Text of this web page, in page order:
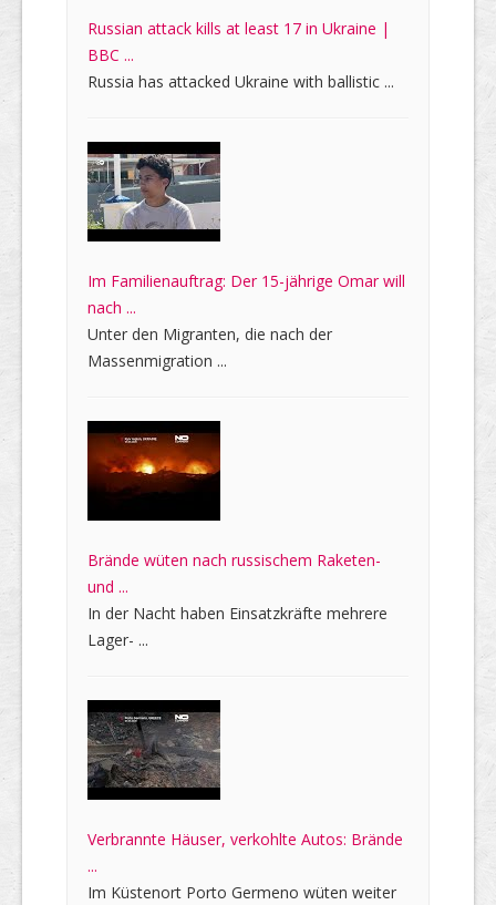
Russian attack kills at least 17 in Ukraine |
BBC ...
Russia has attacked Ukraine with ballistic ...
Im Familienauftrag: Der 15-jährige Omar will
nach ...
Unter den Migranten, die nach der
Massenmigration ...
Brände wüten nach russischem Raketen-
und ...
In der Nacht haben Einsatzkräfte mehrere
Lager- ...
Verbrannte Häuser, verkohlte Autos: Brände
...
Im Küstenort Porto Germeno wüten weiter